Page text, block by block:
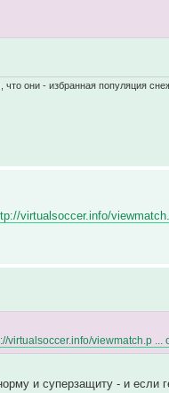
они - избранная популяция
virtualsoccer.info/
virtualsoccer.info/viewmatch.p ...
и суперзащиту - и если